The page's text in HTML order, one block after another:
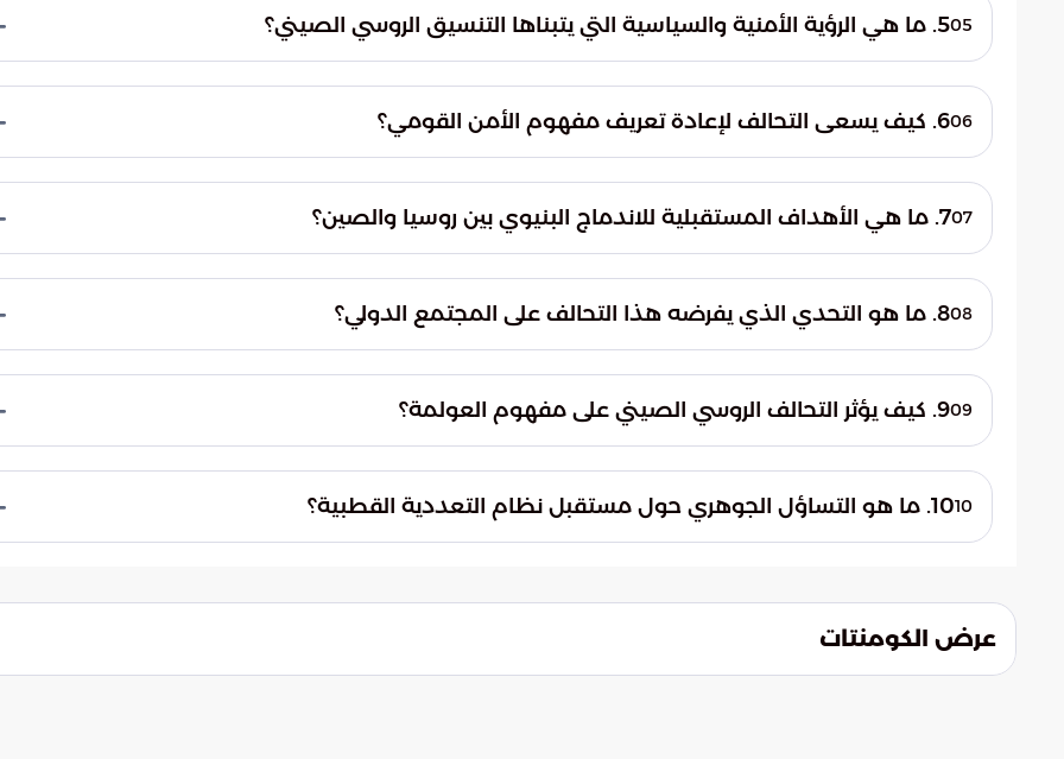
يعملان على تحصين أنظمتهما المالية والاقتصادية ضد التقلبات والضغوط الخارجية، مما يقلل من
اعتمادهما على المنظومات الغربية.
055. ما هي الرؤية الأمنية والسياسية التي يتبناها التنسيق الروسي الصيني؟
تخل باستقرار منطقة أوراسيا الحيوية. تهدف هذه الرؤية الموحدة إلى إرساء قواعد سياسية جديدة
تحترم الخصوصيات الثقافية والوطنية وترفض الإملاءات الأحادية.
066. كيف يسعى التحالف لإعادة تعريف مفهوم الأمن القومي؟
العالمي. هذا المسار يساهم في إعادة تعريف الأمن القومي من منظور جماعي يتجاوز الأطر التقليدية،
مع التركيز على التوازن والندية الدولية.
077. ما هي الأهداف المستقبلية للاندماج البنيوي بين روسيا والصين؟
الدوليين. هذا الاندماج يهدف إلى رسم خريطة نفوذ جديدة تجعل من هذا الثنائي فاعلاً أساسياً لا يمكن
تجاوزه في أي تسويات دولية مستقبلية.
088. ما هو التحدي الذي يفرضه هذا التحالف على المجتمع الدولي؟
القوة العالمية. كما يطرح تساؤلات حول قدرة القوى الصاعدة على تأسيس نظام دولي مستدام يرتكز
على الندية بدلاً من التبعية.
099. كيف يؤثر التحالف الروسي الصيني على مفهوم العولمة؟
القوى الغربية. يسعى الطرفان لتقديم نموذج بديل يرفض التنميط الثقافي والسياسي ويحترم التعددية1010. ما هو التساؤل الجوهري حول مستقبل نظام التعددية القطبية؟
توازن دولي مستدام وشامل.
عرض الكومنتات